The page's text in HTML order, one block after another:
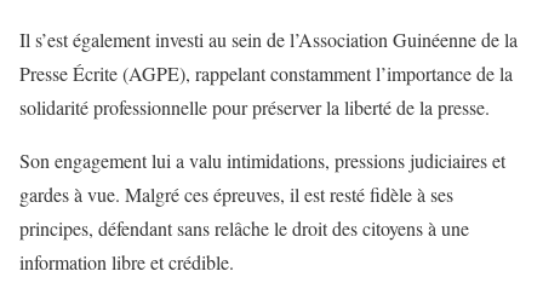
Il s’est également investi au sein de l’Association Guinéenne de la
Presse Écrite (AGPE), rappelant constamment l’importance de la
solidarité professionnelle pour préserver la liberté de la presse.
Son engagement lui a valu intimidations, pressions judiciaires et
gardes à vue. Malgré ces épreuves, il est resté fidèle à ses
principes, défendant sans relâche le droit des citoyens à une
information libre et crédible.